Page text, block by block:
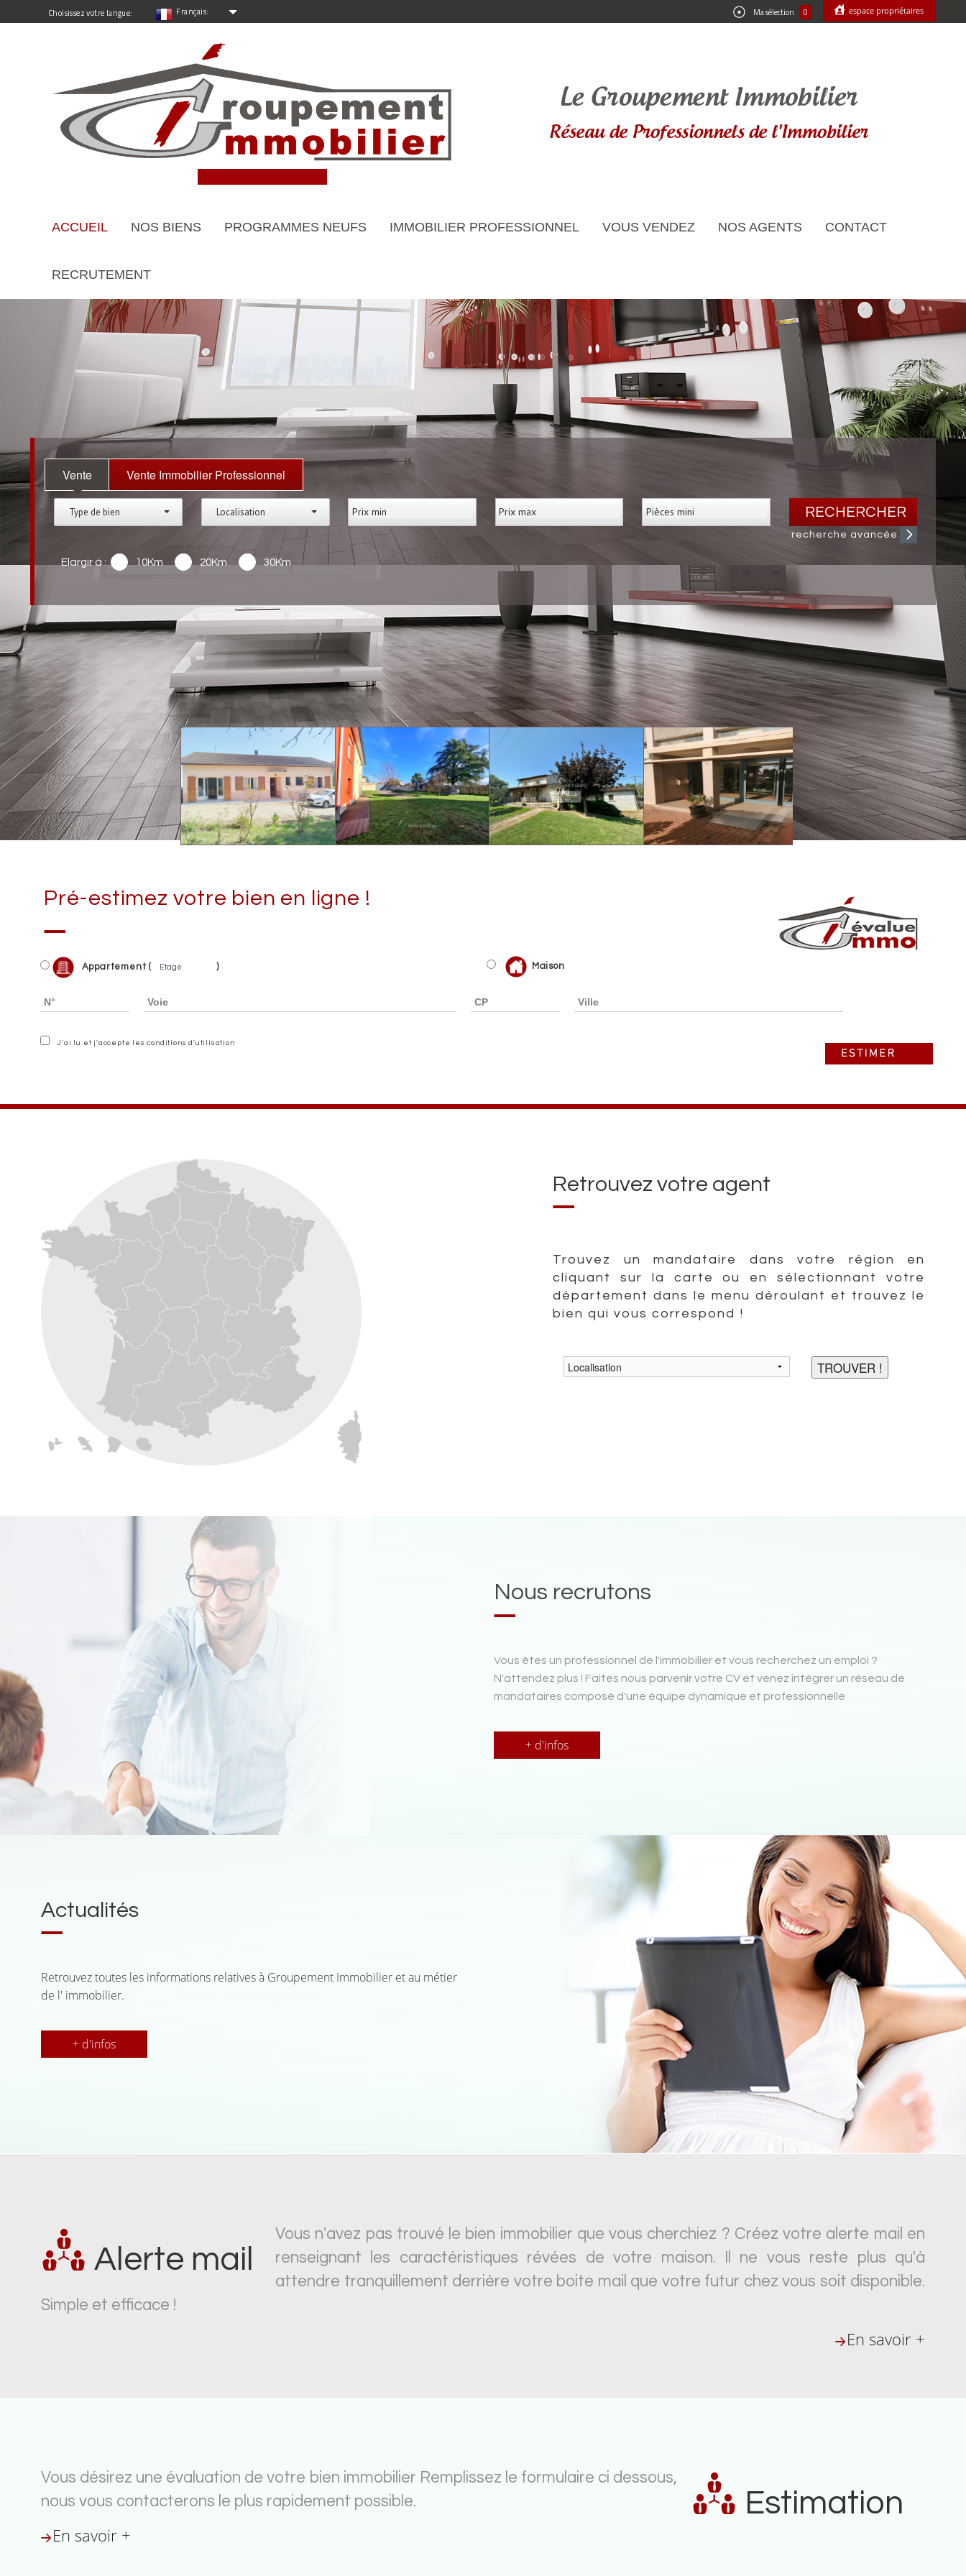
Choisissez votre langue: Français: Ma sélection 0 espace propriétaires
ACCUEIL NOS BIENS PROGRAMMES NEUFS IMMOBILIER PROFESSIONNEL VOUS VENDEZ NOS AGENTS CONTACT
RECRUTEMENT
Vente Vente Immobilier Professionnel
Type de bien Localisation RECHERCHER
recherche avancée
Elargir à : 10Km 20Km 30Km
Pré-estimez votre bien en ligne !
Appartement ( ) Maison
J'ai lu et j'accepte les conditions d'utilisation
Retrouvez votre agent
Trouvez un mandataire dans votre région en
cliquant sur la carte ou en sélectionnant votre
département dans le menu déroulant et trouvez le
bien qui vous correspond !
Nous recrutons
Vous êtes un professionnel de l'immobilier et vous recherchez un emploi ?
N'attendez plus ! Faites nous parvenir votre CV et venez intégrer un réseau de
mandataires composé d'une équipe dynamique et professionnelle
+ d'infos
Actualités
Retrouvez toutes les informations relatives à Groupement Immobilier et au métier
de l' immobilier.
+ d'infos
Alerte mail
Vous n'avez pas trouvé le bien immobilier que vous cherchiez ? Créez votre alerte mail en
renseignant les caractéristiques révées de votre maison. Il ne vous reste plus qu'à
attendre tranquillement derrière votre boite mail que votre futur chez vous soit disponible.
Simple et efficace !
En savoir +
Estimation
Vous désirez une évaluation de votre bien immobilier Remplissez le formulaire ci dessous,
nous vous contacterons le plus rapidement possible.
En savoir +